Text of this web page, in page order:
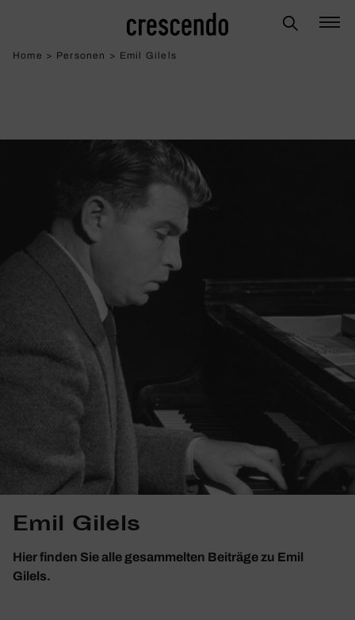
Home > Personen > Emil Gilels
Emil Gilels
Hier finden Sie alle gesammelten Beiträge zu Emil
Gilels.